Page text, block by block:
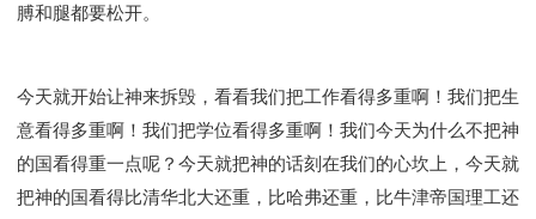
膊和腿都要松开。
今天就开始让神来拆毁，看看我们把工作看得多重啊！我们把生
意看得多重啊！我们把学位看得多重啊！我们今天为什么不把神
的国看得重一点呢？今天就把神的话刻在我们的心坎上，今天就
把神的国看得比清华北大还重，比哈弗还重，比牛津帝国理工还